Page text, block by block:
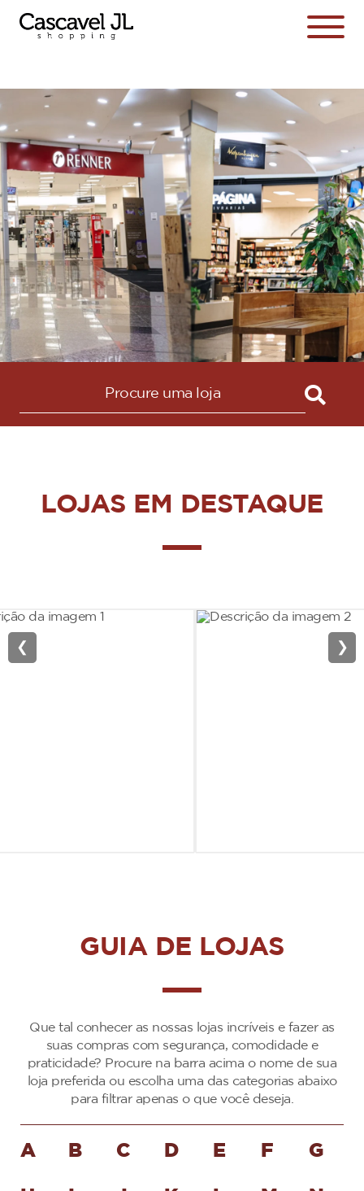
LOJAS EM DESTAQUE
❮ ❯
GUIA DE LOJAS
Que tal conhecer as nossas lojas incríveis e fazer as
suas compras com segurança, comodidade e
praticidade? Procure na barra acima o nome de sua
loja preferida ou escolha uma das categorias abaixo
para filtrar apenas o que você deseja.
A B C D E F G